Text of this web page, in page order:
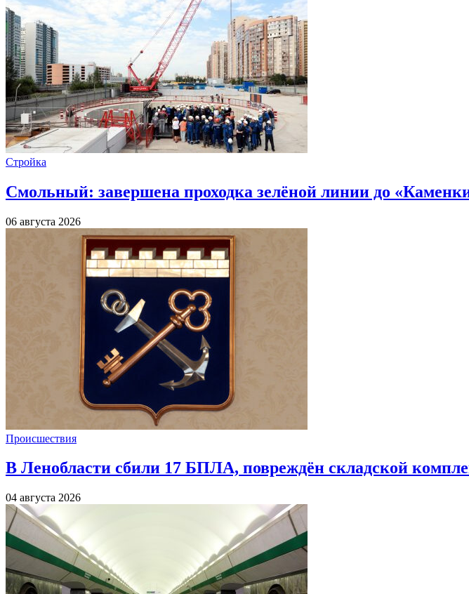
Стройка
Смольный: завершена проходка зелёной линии до
06 августа 2026
Происшествия
В Ленобласти сбили 17 БПЛА, повреждён складской
04 августа 2026